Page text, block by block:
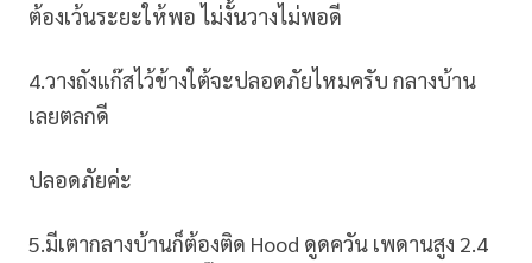
ต้องเว้นระยะให้พอ ไม่งั้นวางไม่พอดี
4.วางถังแก๊สไว้ข้างใต้จะปลอดภัยไหมครับ กลางบ้าน
เลยตลกดี
ปลอดภัยค่ะ
5.มีเตากลางบ้านก็ต้องติด Hood ดูดควัน เพดานสูง 2.4